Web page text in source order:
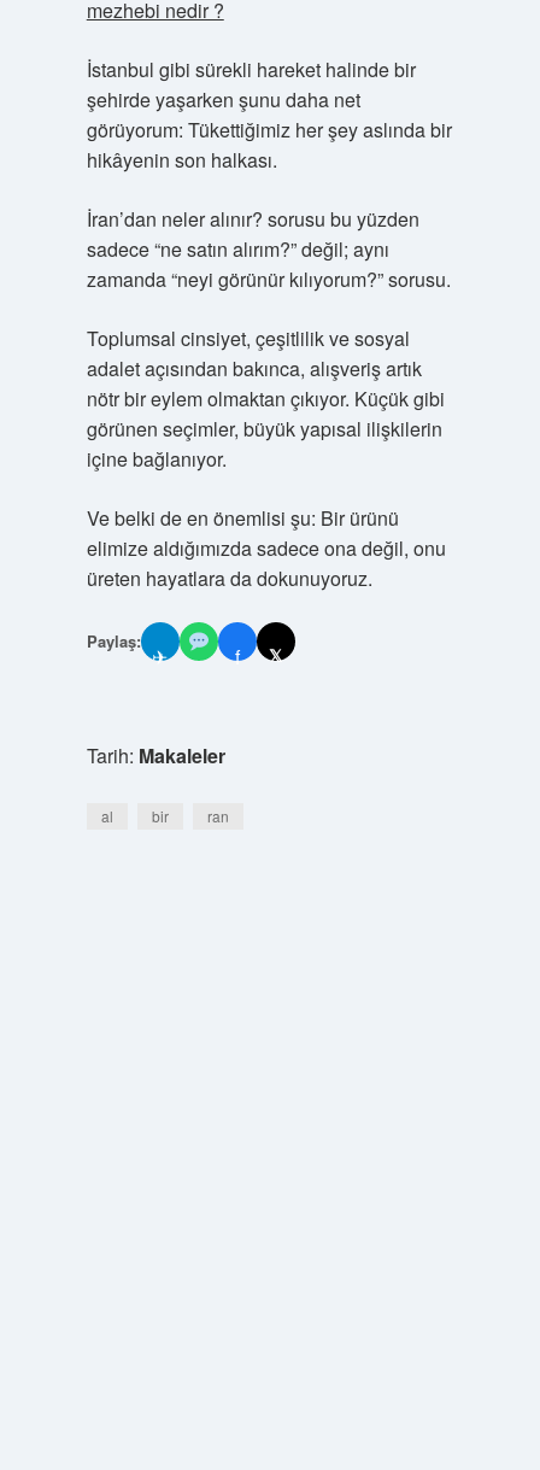
mezhebi nedir ?
İstanbul gibi sürekli hareket halinde bir
şehirde yaşarken şunu daha net
görüyorum: Tükettiğimiz her şey aslında bir
hikâyenin son halkası.
İran’dan neler alınır? sorusu bu yüzden
sadece “ne satın alırım?” değil; aynı
zamanda “neyi görünür kılıyorum?” sorusu.
Toplumsal cinsiyet, çeşitlilik ve sosyal
adalet açısından bakınca, alışveriş artık
nötr bir eylem olmaktan çıkıyor. Küçük gibi
görünen seçimler, büyük yapısal ilişkilerin
içine bağlanıyor.
Ve belki de en önemlisi şu: Bir ürünü
elimize aldığımızda sadece ona değil, onu
üreten hayatlara da dokunuyoruz.
Paylaş:
✈ f 𝕏
Tarih: Makaleler
al bir ran